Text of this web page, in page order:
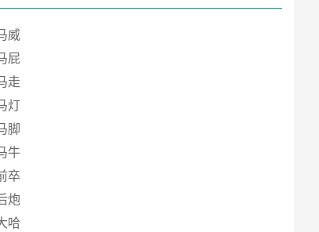
威
屁
走
灯
脚
牛
卒
炮
哈